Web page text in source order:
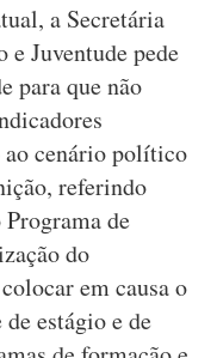
a Secretária
Juventude pede
para que não
ao cenário político
referindo
Programa de
do
em causa o
estágio e de